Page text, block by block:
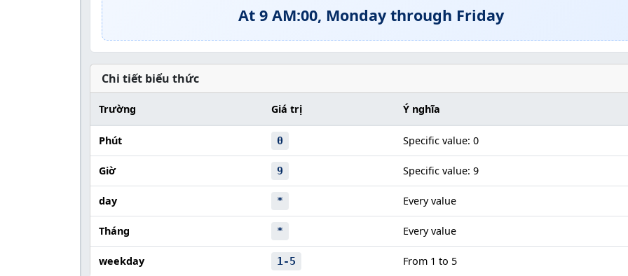
At 9 AM:00, Monday through Friday
Chi tiết biểu thức
Trường Giá trị Ý nghĩa
Phút 0 Specific value: 0
Giờ 9 Specific value: 9
day * Every value
Tháng * Every value
weekday 1-5 From 1 to 5